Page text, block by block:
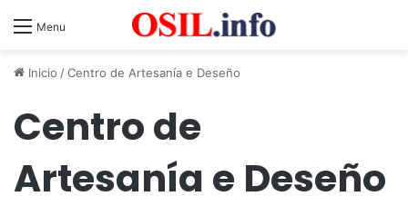
Menu
Inicio /Centro de Artesanía e Deseño
Centro de
Artesanía e Deseño